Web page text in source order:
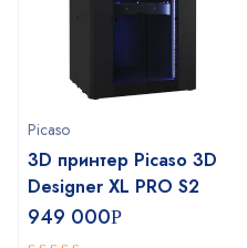
Picaso
3D принтер Picaso 3D
Designer XL PRO S2
949 000Р